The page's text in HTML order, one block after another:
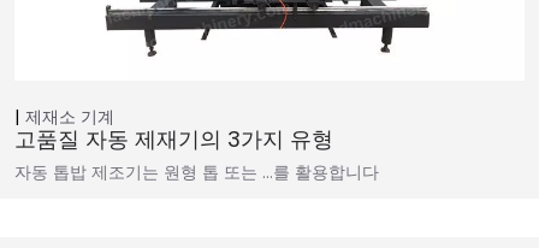
제재소 기계
고품질 자동 제재기의 3가지 유형
자동 톱밥 제조기는 원형 톱 또는 …를 활용합니다